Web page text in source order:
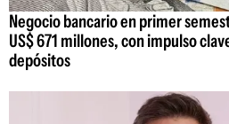
Negocio bancario en primer
US$ 671 millones, con impulso
depósitos